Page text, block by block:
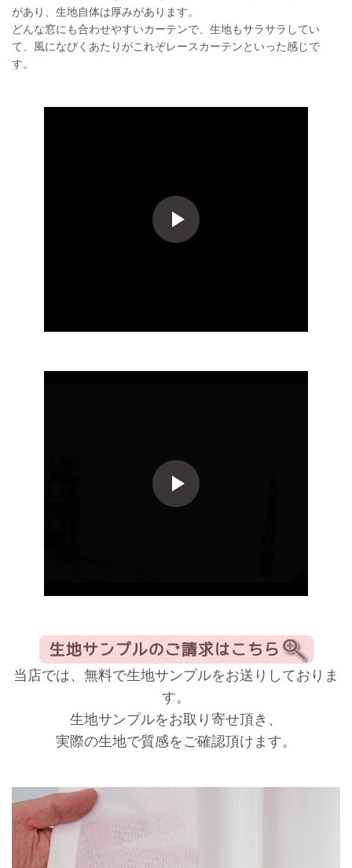
があり、生地自体は厚みがあります。
どんな窓にも合わせやすいカーテンで、生地もサラサラしてい
て、風になびくあたりがこれぞレースカーテンといった感じで
す。
当店では、無料で生地サンプルをお送りしておりま
す。
生地サンプルをお取り寄せ頂き、
実際の生地で質感をご確認頂けます。